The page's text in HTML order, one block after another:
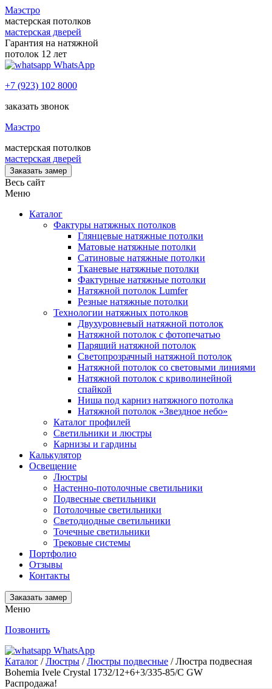
Маэстро
мастерская потолков
мастерская дверей
Гарантия на натяжной
потолок 12 лет
WhatsApp
+7 (923) 102 8000
заказать звонок
Маэстро
мастерская потолков
мастерская дверей
Заказать замер
Весь сайт
Меню
Каталог
Фактуры натяжных потолков
Глянцевые натяжные потолки
Матовые натяжные потолки
Сатиновые натяжные потолки
Тканевые натяжные потолки
Фактурные натяжные потолки
Натяжной потолок Lumfer
Резные натяжные потолки
Технологии натяжных потолков
Двухуровневый натяжной потолок
Натяжной потолок с фотопечатью
Парящий натяжной потолок
Светопрозрачный натяжной потолок
Натяжной потолок со световыми линиями
Натяжной потолок с криволинейной
спайкой
Ниша под карниз натяжного потолка
Натяжной потолок «Звездное небо»
Каталог профилей
Светильники и люстры
Карнизы и гардины
Калькулятор
Освещение
Люстры
Настенно-потолочные светильники
Подвесные светильники
Потолочные светильники
Светодиодные светильники
Точечные светильники
Трековые системы
Портфолио
Отзывы
Контакты
Заказать замер
Меню
Позвонить
WhatsApp
Каталог /Люстры /Люстры подвесные / Люстра подвесная
Bohemia Ivele Crystal 1732/12+6+3/335-85/C GW
Распродажа!